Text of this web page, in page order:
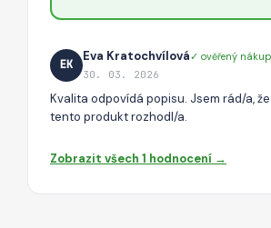
EK
Eva Kratochvílová✓ ověřený nákup
30. 03. 2026
Kvalita odpovídá popisu. Jsem rád/a,
tento produkt rozhodl/a.
Zobrazit všech 1 hodnocení →